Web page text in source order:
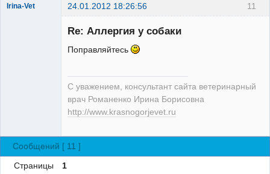
11
Irina-Vet 24.01.2012 18:26:56
Re: Аллергия у собаки
Поправляйтесь
С уважением, консультант сайта ветеринарный
врач Романенко Ирина Борисовна
http://www.krasnogorjevet.ru
Сообщений [ 11 ]
Страницы 1